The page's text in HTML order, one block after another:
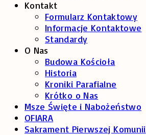
Kontakt
Formularz Kontaktowy
Informacje Kontaktowe
Standardy
O Nas
Budowa Kościoła
Historia
Kroniki Parafialne
Krótko o Nas
Msze Święte i Nabożeństwo
OFIARA
Sakrament Pierwszej Komunii